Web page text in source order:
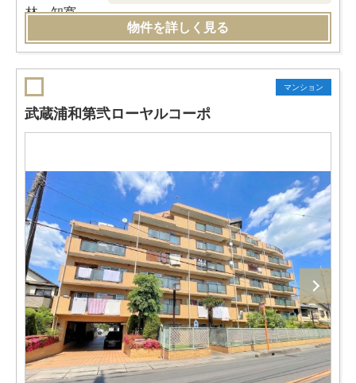
物件を詳しく見る
マンション
武蔵浦和第弐ローヤルコーポ